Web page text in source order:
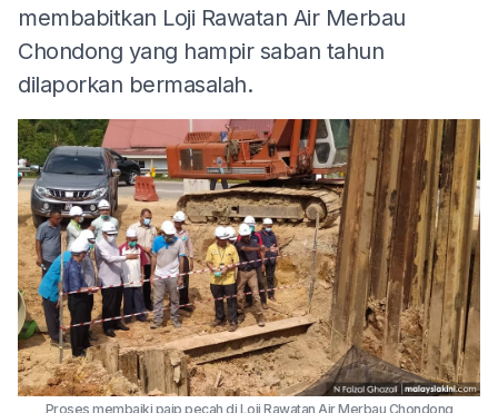
membabitkan Loji Rawatan Air Merbau
Chondong yang hampir saban tahun
dilaporkan bermasalah.
Proses membaiki paip pecah di Loji Rawatan Air Merbau Chondong